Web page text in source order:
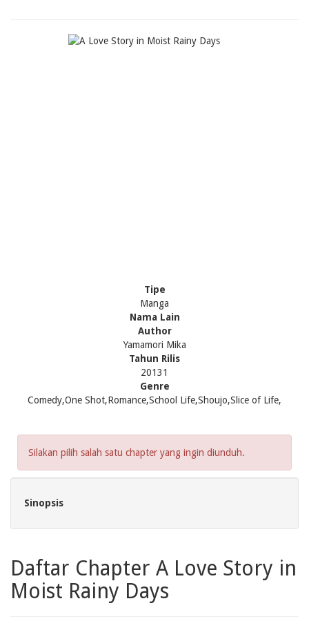
Tipe
Manga
Nama Lain
Author
Yamamori Mika
Tahun Rilis
20131
Genre
Comedy,One Shot,Romance,School Life,Shoujo,Slice of Life,
Silakan pilih salah satu chapter yang ingin diunduh.
Sinopsis
Daftar Chapter A Love Story in
Moist Rainy Days